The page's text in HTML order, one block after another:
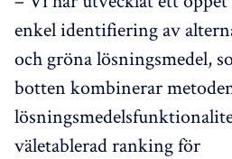
enkel identifiering av
och gröna lösningsmedel,
botten kombinerar
väletablerad ranking för